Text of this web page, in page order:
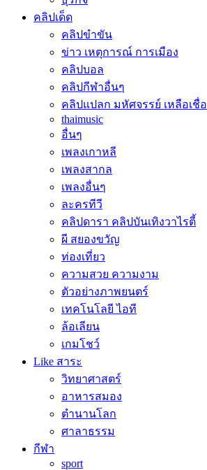
คลิปเด็ด
คลิปขำขัน
ข่าว เหตุการณ์ การเมือง
คลิปบอล
คลิปกีฬาอื่นๆ
คลิปแปลก มหัศจรรย์ เหลือเชื่อ
thaimusic
อื่นๆ
เพลงเกาหลี
เพลงสากล
เพลงอื่นๆ
ละครทีวี
คลิปดารา คลิปบันเทิงวาไรตี้
ผี สยองขวัญ
ท่องเที่ยว
ความสวย ความงาม
ตัวอย่างภาพยนตร์
เทคโนโลยี ไอที
ล้อเลียน
เกมโชว์
Like สาระ
วิทยาศาสตร์
อาหารสมอง
ตำนานโลก
ศาลาธรรม
กีฬา
sport